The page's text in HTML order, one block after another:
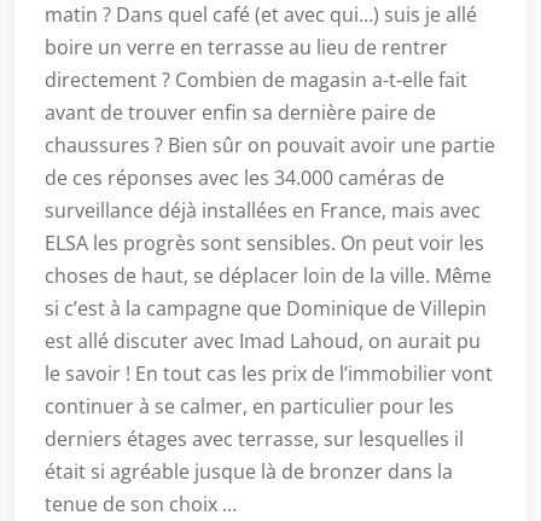
matin ? Dans quel café (et avec qui…) suis je allé
boire un verre en terrasse au lieu de rentrer
directement ? Combien de magasin a-t-elle fait
avant de trouver enfin sa dernière paire de
chaussures ? Bien sûr on pouvait avoir une partie
de ces réponses avec les 34.000 caméras de
surveillance déjà installées en France, mais avec
ELSA les progrès sont sensibles. On peut voir les
choses de haut, se déplacer loin de la ville. Même
si c’est à la campagne que Dominique de Villepin
est allé discuter avec Imad Lahoud, on aurait pu
le savoir ! En tout cas les prix de l’immobilier vont
continuer à se calmer, en particulier pour les
derniers étages avec terrasse, sur lesquelles il
était si agréable jusque là de bronzer dans la
tenue de son choix …